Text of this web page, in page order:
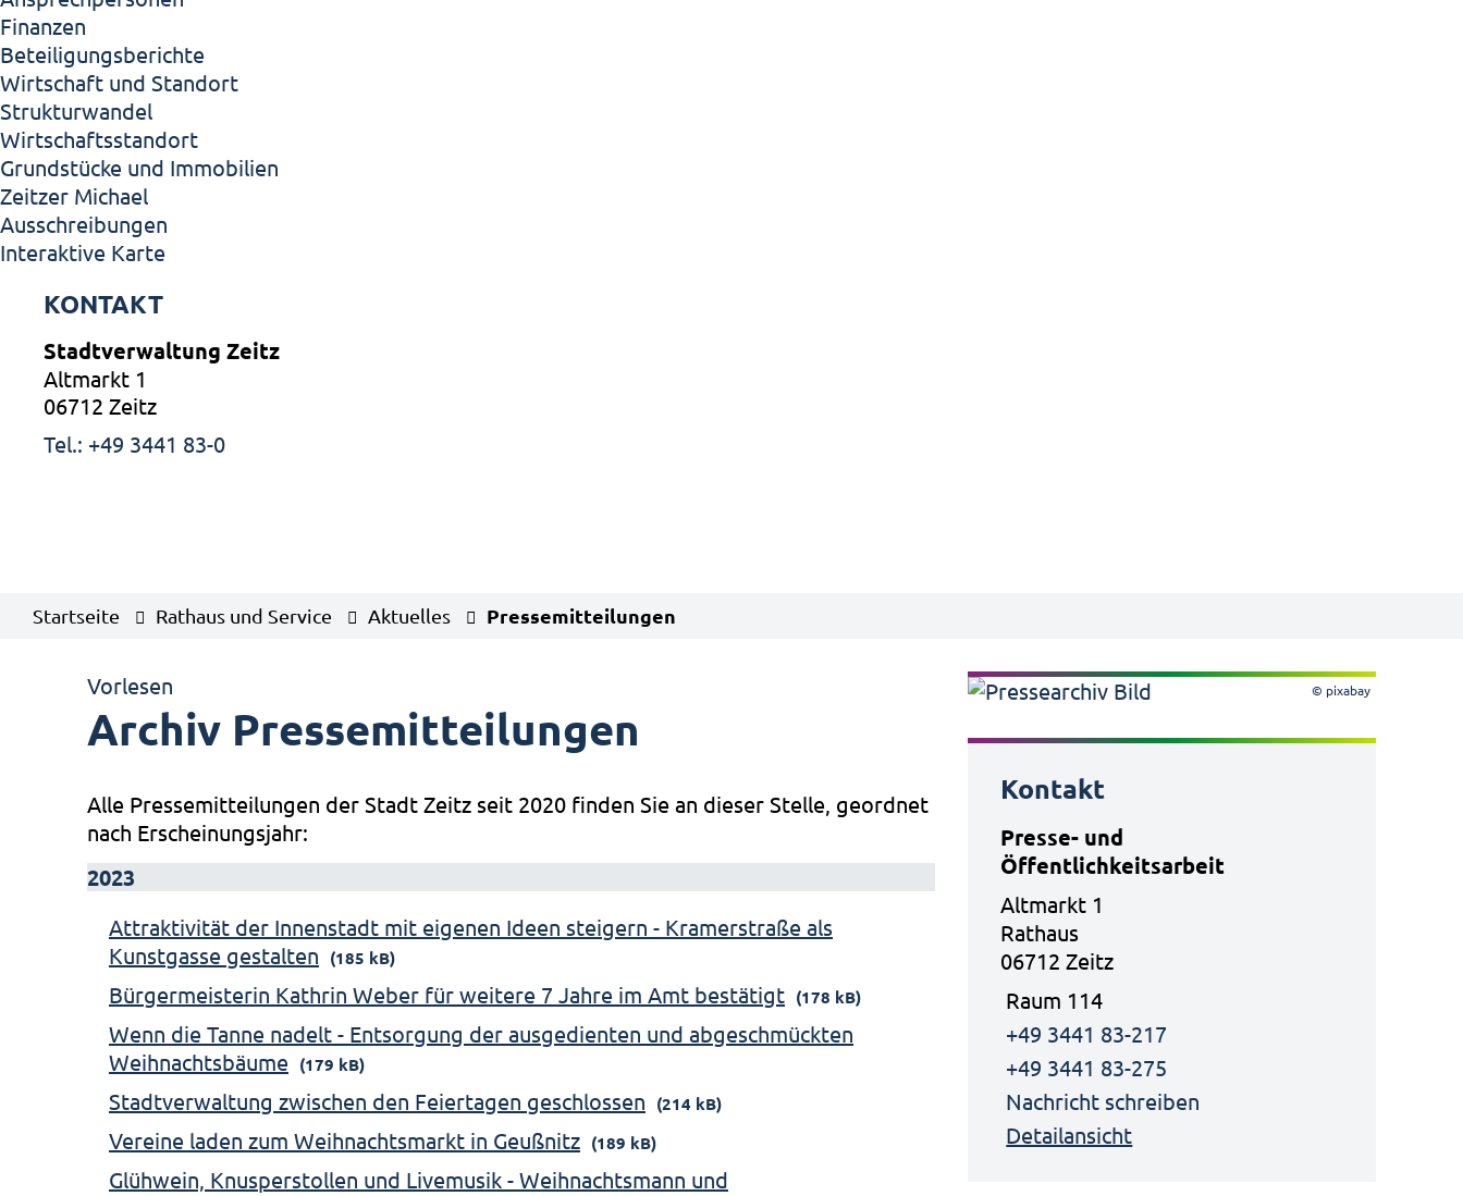
Finanzen
Beteiligungsberichte
Wirtschaft und Standort
Strukturwandel
Wirtschaftsstandort
Grundstücke und Immobilien
Zeitzer Michael
Ausschreibungen
Interaktive Karte
KONTAKT
Stadtverwaltung Zeitz
Altmarkt 1
06712 Zeitz
Tel.: +49 3441 83-0
Startseite Rathaus und Service Aktuelles Pressemitteilungen
Vorlesen
Archiv Pressemitteilungen
Alle Pressemitteilungen der Stadt Zeitz seit 2020 finden Sie an dieser Stelle, geordnet
nach Erscheinungsjahr:
2023
Attraktivität der Innenstadt mit eigenen Ideen steigern - Kramerstraße als
Kunstgasse gestalten (185 kB)
Bürgermeisterin Kathrin Weber für weitere 7 Jahre im Amt bestätigt (178 kB)
Wenn die Tanne nadelt - Entsorgung der ausgedienten und abgeschmückten
Weihnachtsbäume (179 kB)
Stadtverwaltung zwischen den Feiertagen geschlossen (214 kB)
Vereine laden zum Weihnachtsmarkt in Geußnitz (189 kB)
Glühwein, Knusperstollen und Livemusik - Weihnachtsmann und
© pixabay
Kontakt
Presse- und
Öffentlichkeitsarbeit
Altmarkt 1
Rathaus
06712 Zeitz
Raum 114
+49 3441 83-217
+49 3441 83-275
Nachricht schreiben
Detailansicht